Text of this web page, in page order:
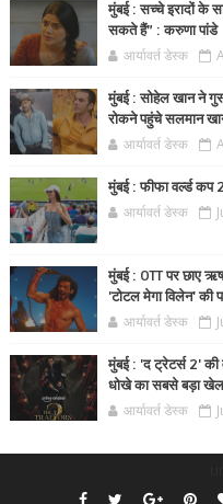
मुंबई : सच्चे इरादों के
सकते हैं” : करुणा पांडे
आर्यावर्त डेस्क
मुंबई : सोहेल खान ने
रोकने पहुंचे सलमान
आर्यावर्त डेस्क
मुंबई : फीफा वर्ल्ड
आर्यावर्त डेस्क
मुंबई : OTT पर छाए
'टोटल मेगा विलेन' की
आर्यावर्त डेस्क
मुंबई : 'द ट्रेटर्स 2'
धोखे का सबसे बड़ा खेल
आर्यावर्त डेस्क